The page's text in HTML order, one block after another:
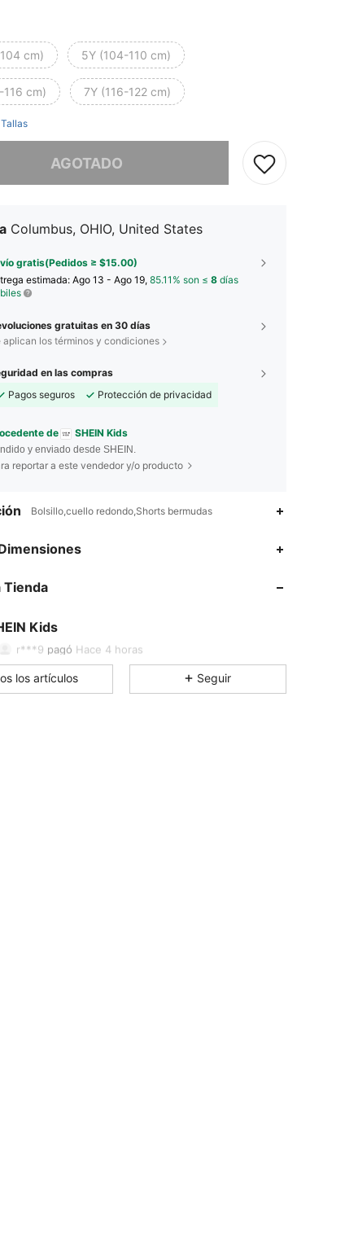
Multicolor, Talla: 4Y
Azul, Talla: 5Y
cm) 5Y (104-110 cm)
116 cm) 7Y (116-122 cm)
AGOTADO
Columbus, OHIO, United States
gratis(Pedidos ≥ $15.00)
estimada:Ago 13 - Ago 19, 85.11% son ≤ 8 días
gratuitas en 30 días
aplican los términos y condiciones
en las compras
Pagos seguros
Protección de privacidad
de SHEIN Kids
y enviado desde SHEIN.
reportar a este vendedor y/o producto
Bolsillo,cuello redondo,Shorts bermudas
Tienda
Kids
r***9 pagó Hace 4 horas
los artículos Seguir